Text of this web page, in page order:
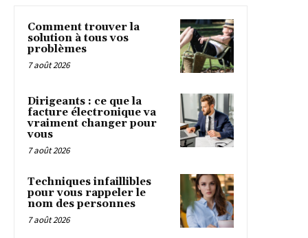
Comment trouver la
solution à tous vos
problèmes
7 août 2026
Dirigeants : ce que la
facture électronique va
vraiment changer pour
vous
7 août 2026
Techniques infaillibles
pour vous rappeler le
nom des personnes
7 août 2026